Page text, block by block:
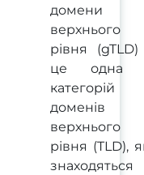
домени
верхнього
рівня
це одна
категорій
доменів
верхнього
рівня (TLD),
знаходяться